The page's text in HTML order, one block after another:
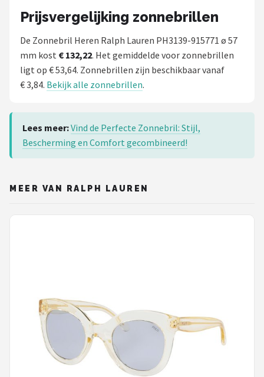
Prijsvergelijking zonnebrillen
De Zonnebril Heren Ralph Lauren PH3139-915771 ø 57
mm kost € 132,22. Het gemiddelde voor zonnebrillen
ligt op € 53,64. Zonnebrillen zijn beschikbaar vanaf
€ 3,84. Bekijk alle zonnebrillen.
Lees meer:Vind de Perfecte Zonnebril: Stijl,
Bescherming en Comfort gecombineerd!
MEER VAN RALPH LAUREN